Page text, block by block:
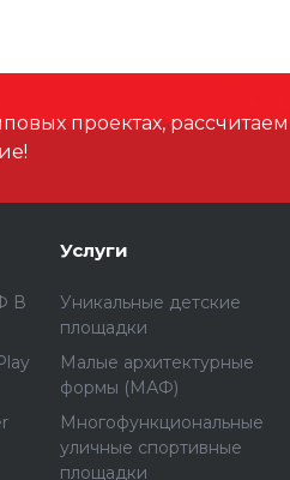
установки
проектах, рассчитаем
В
Услуги
Уникальные детские
площадки
Малые архитектурные
формы (МАФ)
Многофункциональные
уличные спортивные
площадки